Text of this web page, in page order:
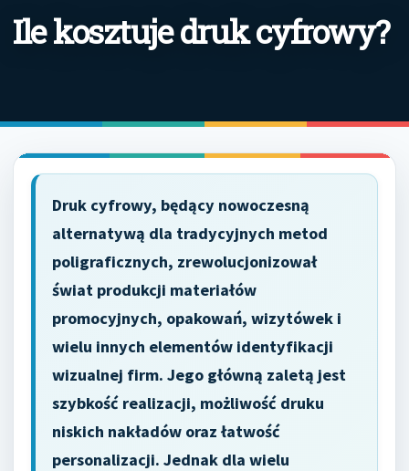
Ile kosztuje druk cyfrowy?
Druk cyfrowy, będący nowoczesną
alternatywą dla tradycyjnych metod
poligraficznych, zrewolucjonizował
świat produkcji materiałów
promocyjnych, opakowań, wizytówek i
wielu innych elementów identyfikacji
wizualnej firm. Jego główną zaletą jest
szybkość realizacji, możliwość druku
niskich nakładów oraz łatwość
personalizacji. Jednak dla wielu